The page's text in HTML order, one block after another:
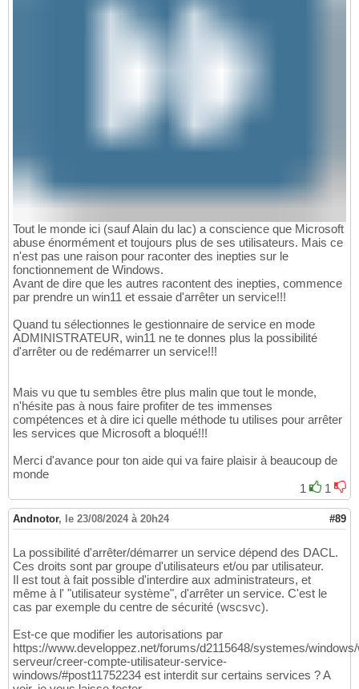
Tout le monde ici (sauf Alain du lac) a conscience que Microsoft
abuse énormément et toujours plus de ses utilisateurs. Mais ce
n'est pas une raison pour raconter des inepties sur le
fonctionnement de Windows.
Avant de dire que les autres racontent des inepties, commence
par prendre un win11 et essaie d'arrêter un service!!!
Quand tu sélectionnes le gestionnaire de service en mode
ADMINISTRATEUR, win11 ne te donnes plus la possibilité
d'arrêter ou de redémarrer un service!!!
Mais vu que tu sembles être plus malin que tout le monde,
n'hésite pas à nous faire profiter de tes immenses
compétences et à dire ici quelle méthode tu utilises pour arrêter
les services que Microsoft a bloqué!!!
Merci d'avance pour ton aide qui va faire plaisir à beaucoup de
monde
1
1
Andnotor, le 23/08/2024 à 20h24 #89
La possibilité d'arrêter/démarrer un service dépend des DACL.
Ces droits sont par groupe d'utilisateurs et/ou par utilisateur.
Il est tout à fait possible d'interdire aux administrateurs, et
même à l' "utilisateur système", d'arrêter un service. C'est le
cas par exemple du centre de sécurité (wscsvc).
Est-ce que modifier les autorisations par
https://www.developpez.net/forums/d2115648/systemes/
serveur/creer-compte-utilisateur-service-
windows/#post11752234 est interdit sur certains services ? A